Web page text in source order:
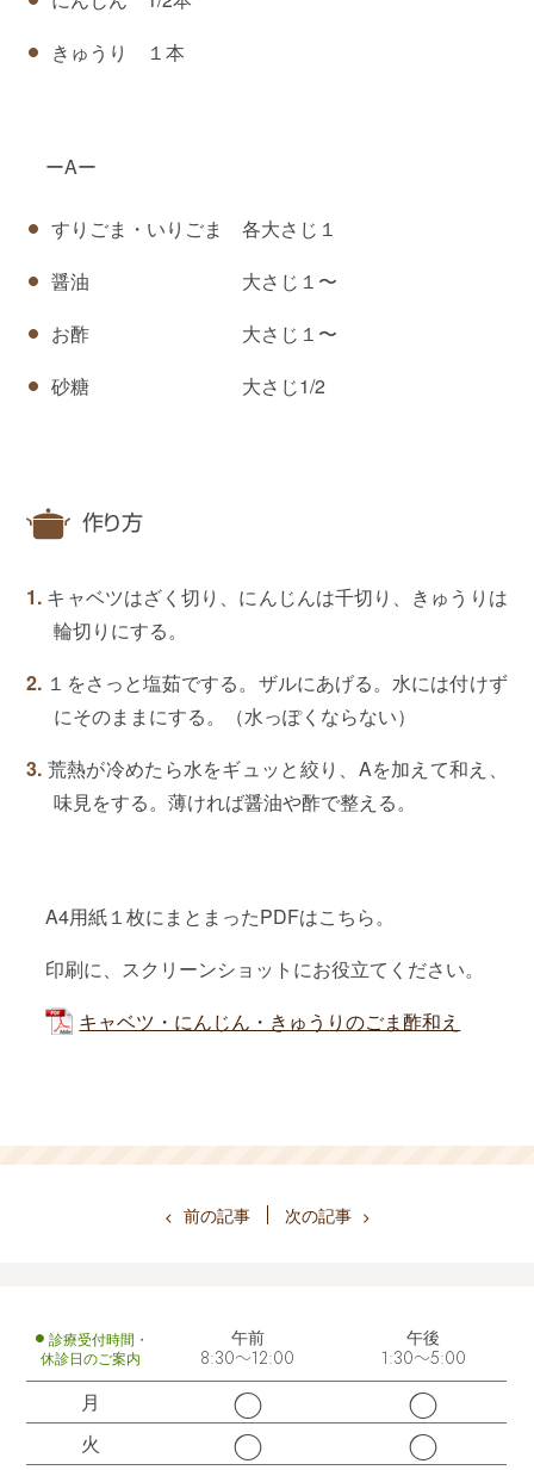
きゅうり １本
ーAー
すりごま・いりごま 各大さじ１
醤油 大さじ１〜
お酢 大さじ１〜
砂糖 大さじ1/2
作り方
キャベツはざく切り、にんじんは千切り、きゅうりは
輪切りにする。
１をさっと塩茹でする。ザルにあげる。水には付けず
にそのままにする。（水っぽくならない）
荒熱が冷めたら水をギュッと絞り、Aを加えて和え、
味見をする。薄ければ醤油や酢で整える。
A4用紙１枚にまとまったPDFはこちら。
印刷に、スクリーンショットにお役立てください。
キャベツ・にんじん・きゅうりのごま酢和え
前の記事 次の記事
診療受付時間・
休診日のご案内
午前
8:30～12:00
午後
1:30～5:00
月 ◯ ◯
火 ◯ ◯